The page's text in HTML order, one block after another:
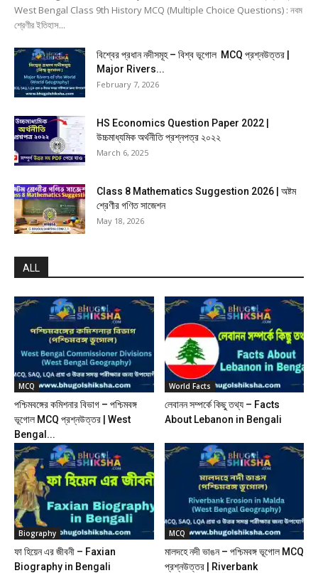
West Bengal Class 9th History MCQ (Multiple Choice Questions) : নবম
শ্রেণীর ইতিহাস...
বিশ্বের প্রধান নদীসমূহ – বিশ্ব ভূগোল MCQ প্রশ্নউত্তর |
Major Rivers...
February 7, 2026
HS Economics Question Paper 2022 |
উচ্চমাধ্যমিক অর্থনীতি প্রশ্নপত্র ২০২২
March 6, 2025
Class 8 Mathematics Suggestion 2026 | অষ্টম
শ্রেণীর গণিত সাজেশন
May 18, 2026
ALL
MCQ
পশ্চিমবঙ্গের কমিশনার বিভাগ – পশ্চিমবঙ্গ
ভূগোল MCQ প্রশ্নউত্তর | West
Bengal...
World Facts
লেবানন সম্পর্কে কিছু তথ্য – Facts
About Lebanon in Bengali
Biography
ফা হিয়েন এর জীবনী – Faxian
Biography in Bengali
MCQ
মালদহে নদী ভাঙন – পশ্চিমবঙ্গ ভূগোল MCQ
প্রশ্নউত্তর | Riverbank